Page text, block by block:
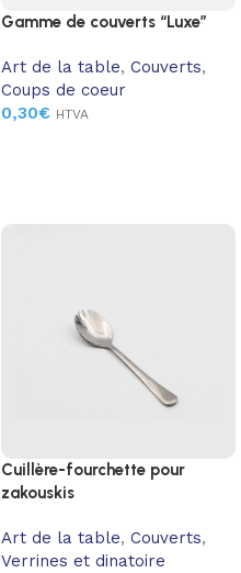
Gamme de couverts “Luxe”
Art de la table, Couverts,
Coups de coeur
0,30€ HTVA
Cuillère-fourchette pour
zakouskis
Art de la table, Couverts,
Verrines et dinatoire